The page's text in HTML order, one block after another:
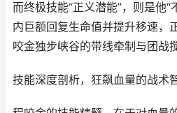
而终极技能“正义潜能”，则是他“
内巨额回复生命值并提升移速，
咬金独步峡谷的带线牵制与团战
技能深度剖析，狂飙血量的战术